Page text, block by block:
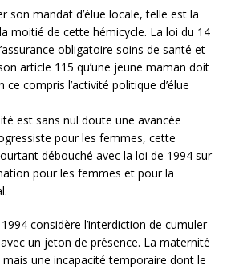
son mandat d’élue locale, telle est la
moitié de cette hémicycle. La loi du 14
obligatoire soins de santé et
article 115 qu’une jeune maman doit
compris l’activité politique d’élue
est sans nul doute une avancée
pour les femmes, cette
débouché avec la loi de 1994 sur
pour les femmes et pour la
considère l’interdiction de cumuler
un jeton de présence. La maternité
mais une incapacité temporaire dont le